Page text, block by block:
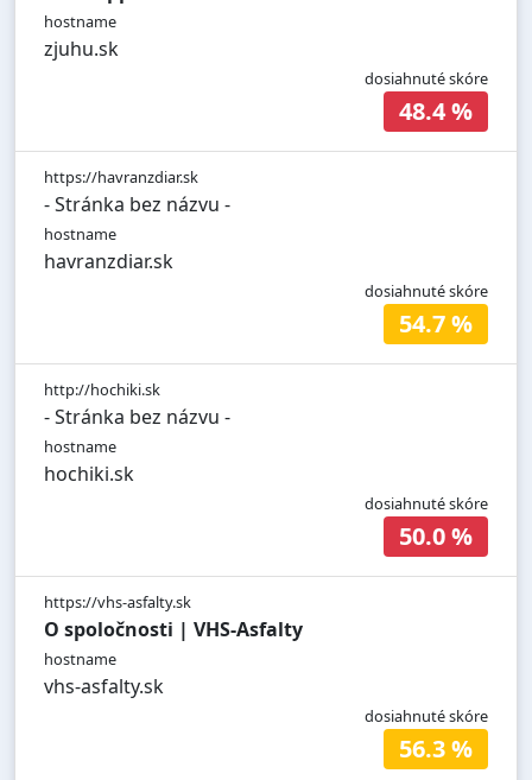
hostname
zjuhu.sk
dosiahnuté skóre
48.4 %
https://havranzdiar.sk
- Stránka bez názvu -
hostname
havranzdiar.sk
dosiahnuté skóre
54.7 %
http://hochiki.sk
- Stránka bez názvu -
hostname
hochiki.sk
dosiahnuté skóre
50.0 %
https://vhs-asfalty.sk
O spoločnosti | VHS-Asfalty
hostname
vhs-asfalty.sk
dosiahnuté skóre
56.3 %